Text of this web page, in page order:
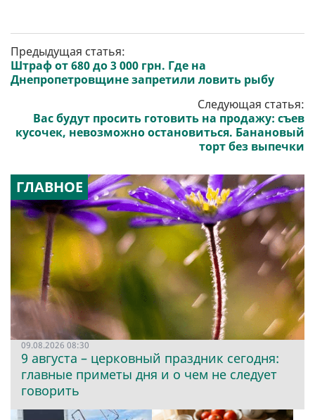
Предыдущая статья:
Штраф от 680 до 3 000 грн. Где на
Днепропетровщине запретили ловить рыбу
Следующая статья:
Вас будут просить готовить на продажу: съев
кусочек, невозможно остановиться. Банановый
торт без выпечки
ГЛАВНОЕ
09.08.2026 08:30
9 августа – церковный праздник сегодня:
главные приметы дня и о чем не следует
говорить